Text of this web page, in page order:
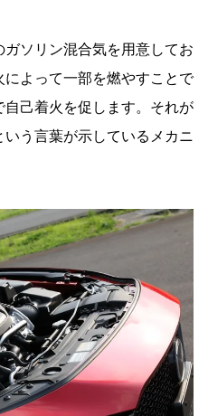
ソリン混合気を用意してお
よって一部を燃やすことで
己着火を促します。それが
いう言葉が示しているメカニ